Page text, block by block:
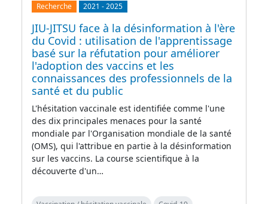
Recherche 2021 -2025
JIU-JITSU face à la désinformation à l'ère
du Covid : utilisation de l'apprentissage
basé sur la réfutation pour améliorer
l'adoption des vaccins et les
connaissances des professionnels de la
santé et du public
L'hésitation vaccinale est identifiée comme l'une
des dix principales menaces pour la santé
mondiale par l'Organisation mondiale de la santé
(OMS), qui l'attribue en partie à la désinformation
sur les vaccins. La course scientifique à la
découverte d'un…